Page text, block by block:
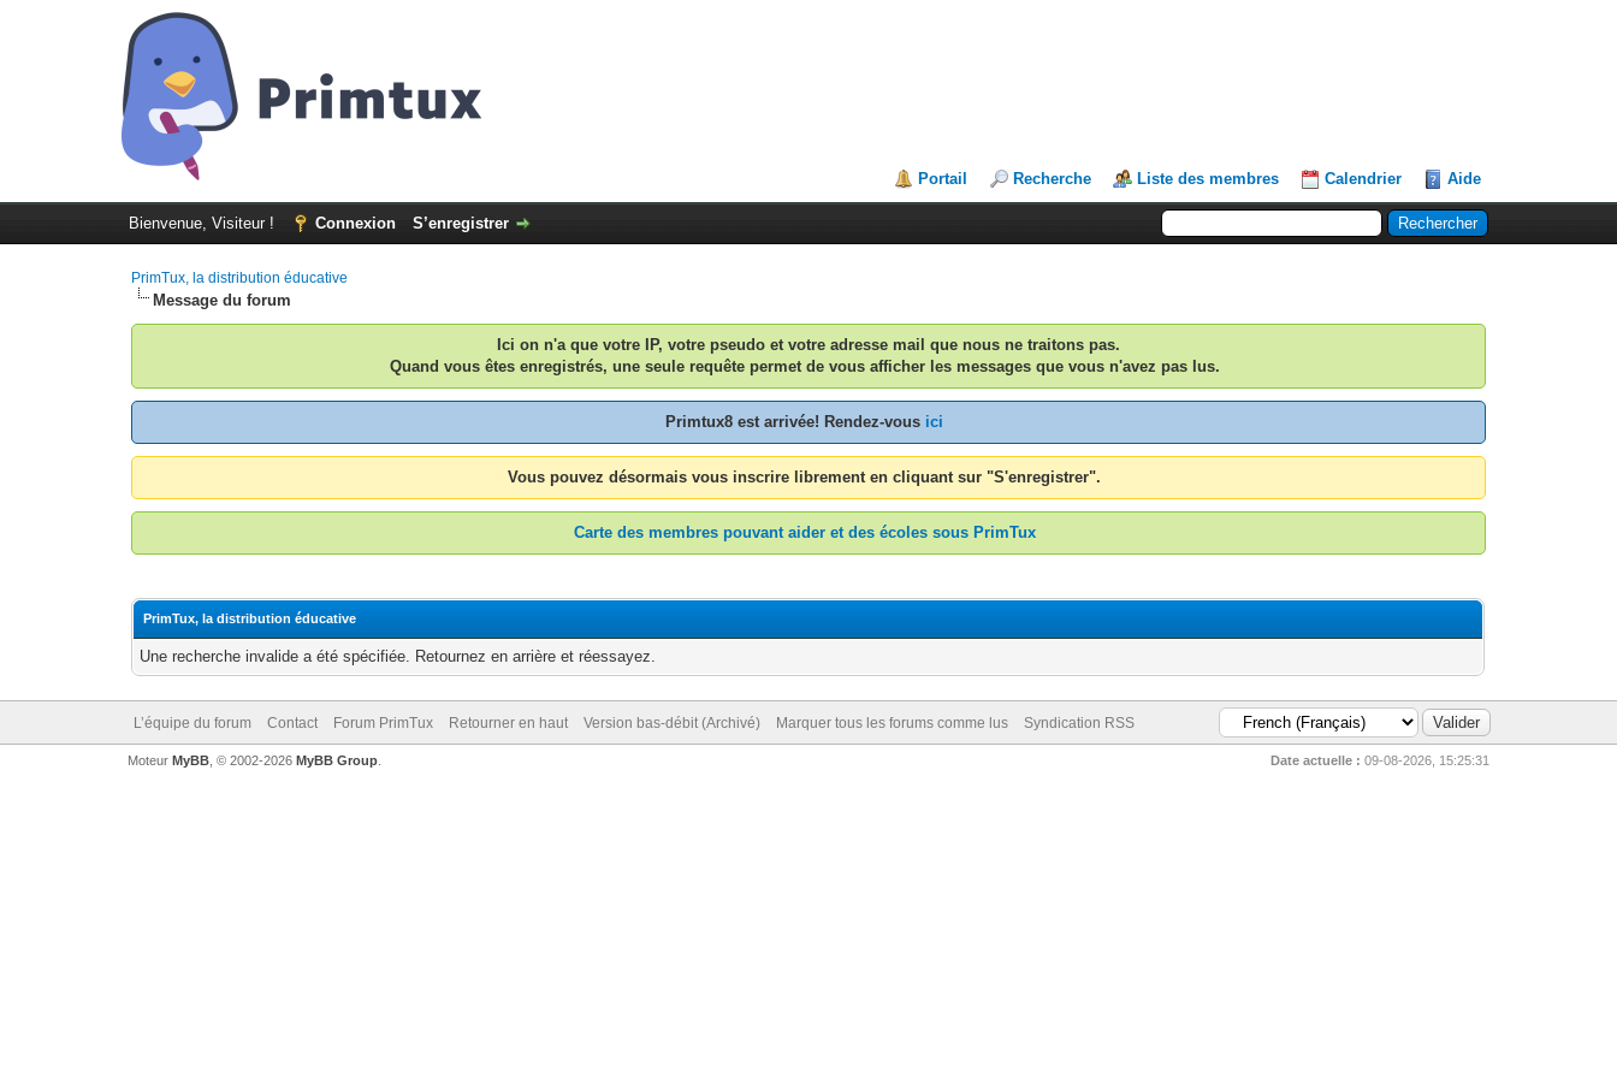
Portail Recherche Liste des membres Calendrier Aide
Bienvenue, Visiteur ! Connexion S’enregistrer
PrimTux, la distribution éducative
Message du forum
Ici on n'a que votre IP, votre pseudo et votre adresse mail que nous ne traitons pas.
Quand vous êtes enregistrés, une seule requête permet de vous afficher les messages que vous n'avez pas lus.
Primtux8 est arrivée! Rendez-vous ici
Vous pouvez désormais vous inscrire librement en cliquant sur "S'enregistrer".
Carte des membres pouvant aider et des écoles sous PrimTux
PrimTux, la distribution éducative
Une recherche invalide a été spécifiée. Retournez en arrière et réessayez.
L’équipe du forum Contact Forum PrimTux Retourner en haut Version bas-débit (Archivé) Marquer tous les forums comme lus Syndication RSS
Date actuelle : 09-08-2026, 15:25:31
Moteur MyBB, © 2002-2026 MyBB Group.